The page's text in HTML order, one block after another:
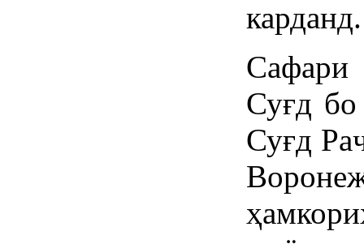
карданд.
Сафари
Суғд бо
Суғд